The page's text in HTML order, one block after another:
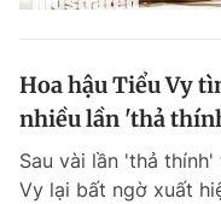
Hoa hậu Tiểu Vy
nhiều lần 'thả
Sau vài lần 'thả
Vy lại bất ngờ xuất